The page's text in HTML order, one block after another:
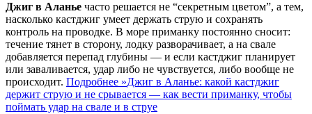
Джиг в Аланье часто решается не “секретным цветом”, а тем,
насколько кастджиг умеет держать струю и сохранять
контроль на проводке. В море приманку постоянно сносит:
течение тянет в сторону, лодку разворачивает, а на свале
добавляется перепад глубины — и если кастджиг планирует
или заваливается, удар либо не чувствуется, либо вообще не
происходит. Подробнее »Джиг в Аланье: какой кастджиг
держит струю и не срывается — как вести приманку, чтобы
поймать удар на свале и в струе